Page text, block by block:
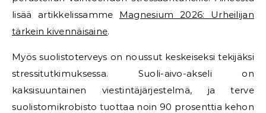
lisää artikkelissamme Magnesium 2026: Urheilijan
tärkein kivennäisaine.
Myös suolistoterveys on noussut keskeiseksi tekijäksi
stressitutkimuksessa. Suoli-aivo-akseli on
kaksisuuntainen viestintäjärjestelmä, ja terve
suolistomikrobisto tuottaa noin 90 prosenttia kehon